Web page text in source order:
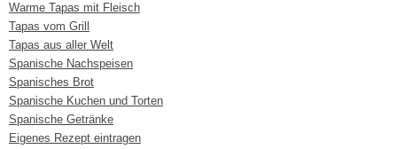
Warme Tapas mit Fleisch
Tapas vom Grill
Tapas aus aller Welt
Spanische Nachspeisen
Spanisches Brot
Spanische Kuchen und Torten
Spanische Getränke
Eigenes Rezept eintragen